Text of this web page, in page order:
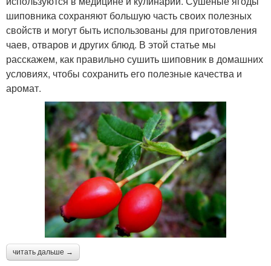
шиповника сохраняют большую часть своих полезных
свойств и могут быть использованы для приготовления
чаев, отваров и других блюд. В этой статье мы
расскажем, как правильно сушить шиповник в домашних
условиях, чтобы сохранить его полезные качества и
аромат.
читать дальше →